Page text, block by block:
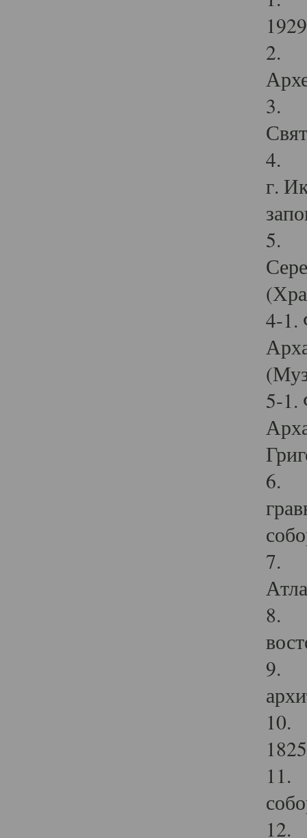
2.
3.
4.
г.
5.
4-1.
5-1.
6.
7.
8.
9.
10.
11.
12.